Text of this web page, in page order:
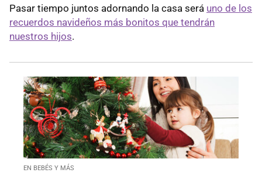
Pasar tiempo juntos adornando la casa será uno de los
recuerdos navideños más bonitos que tendrán
nuestros hijos.
EN BEBÉS Y MÁS